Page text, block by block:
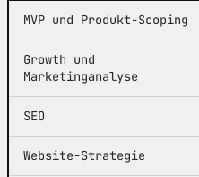
MVP und Produkt-Scoping
Growth und
Marketinganalyse
SEO
Website-Strategie